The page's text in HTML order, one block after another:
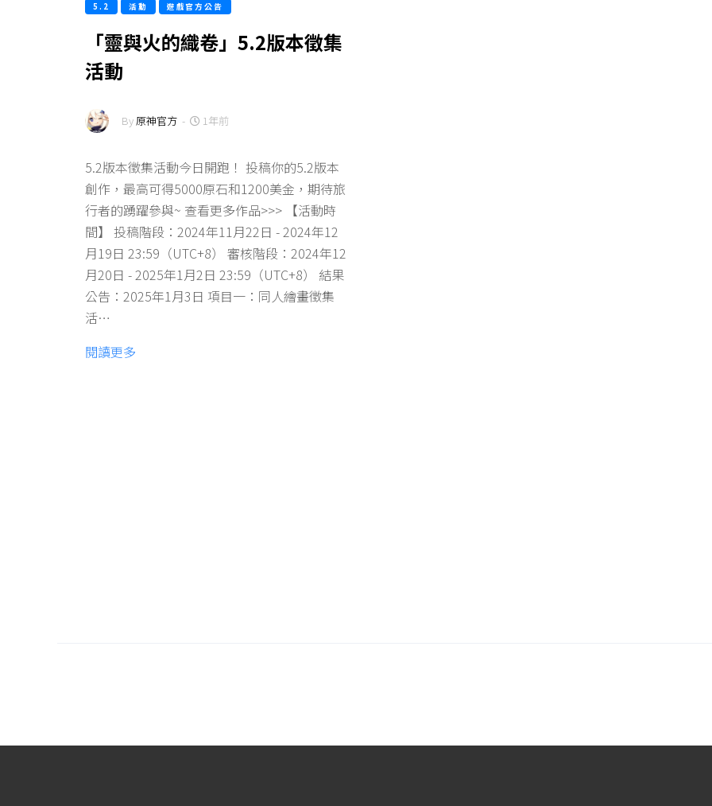
5.2 活動 遊戲官方公告
「靈與火的織卷」5.2版本徵集
活動
By原神官方 - 1年前
5.2版本徵集活動今日開跑！ 投稿你的5.2版本
創作，最高可得5000原石和1200美金，期待旅
行者的踴躍參與~ 查看更多作品>>> 【活動時
間】 投稿階段：2024年11月22日 - 2024年12
月19日 23:59（UTC+8） 審核階段：2024年12
月20日 - 2025年1月2日 23:59（UTC+8） 結果
公告：2025年1月3日 項目一：同人繪畫徵集
活…
閱讀更多